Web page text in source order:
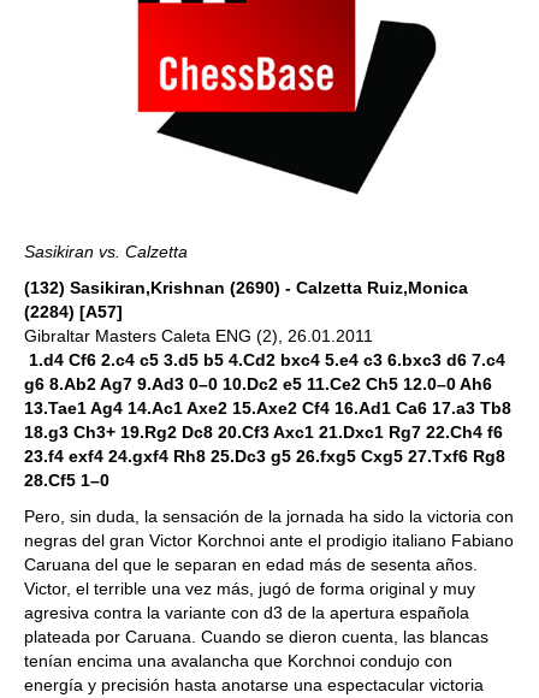
Sasikiran vs. Calzetta
(132) Sasikiran,Krishnan (2690) - Calzetta Ruiz,Monica
(2284) [A57]
Gibraltar Masters Caleta ENG (2), 26.01.2011
1.d4 Cf6 2.c4 c5 3.d5 b5 4.Cd2 bxc4 5.e4 c3 6.bxc3 d6 7.c4
g6 8.Ab2 Ag7 9.Ad3 0–0 10.Dc2 e5 11.Ce2 Ch5 12.0–0 Ah6
13.Tae1 Ag4 14.Ac1 Axe2 15.Axe2 Cf4 16.Ad1 Ca6 17.a3 Tb8
18.g3 Ch3+ 19.Rg2 Dc8 20.Cf3 Axc1 21.Dxc1 Rg7 22.Ch4 f6
23.f4 exf4 24.gxf4 Rh8 25.Dc3 g5 26.fxg5 Cxg5 27.Txf6 Rg8
28.Cf5 1–0
Pero, sin duda, la sensación de la jornada ha sido la victoria con
negras del gran Victor Korchnoi ante el prodigio italiano Fabiano
Caruana del que le separan en edad más de sesenta años.
Victor, el terrible una vez más, jugó de forma original y muy
agresiva contra la variante con d3 de la apertura española
plateada por Caruana. Cuando se dieron cuenta, las blancas
tenían encima una avalancha que Korchnoi condujo con
energía y precisión hasta anotarse una espectacular victoria